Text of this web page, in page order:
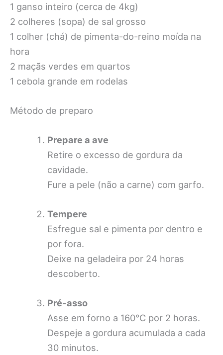
1 ganso inteiro (cerca de 4kg)
2 colheres (sopa) de sal grosso
1 colher (chá) de pimenta-do-reino moída na
hora
2 maçãs verdes em quartos
1 cebola grande em rodelas
Método de preparo
Prepare a ave
Retire o excesso de gordura da
cavidade.
Fure a pele (não a carne) com garfo.
Tempere
Esfregue sal e pimenta por dentro e
por fora.
Deixe na geladeira por 24 horas
descoberto.
Pré-asso
Asse em forno a 160°C por 2 horas.
Despeje a gordura acumulada a cada
30 minutos.